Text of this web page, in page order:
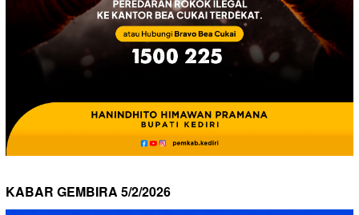
KABAR GEMBIRA 5/2/2026